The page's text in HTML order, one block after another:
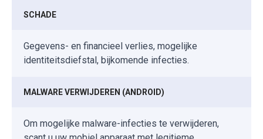
SCHADE
Gegevens- en financieel verlies, mogelijke
identiteitsdiefstal, bijkomende infecties.
MALWARE VERWIJDEREN (ANDROID)
Om mogelijke malware-infecties te verwijderen,